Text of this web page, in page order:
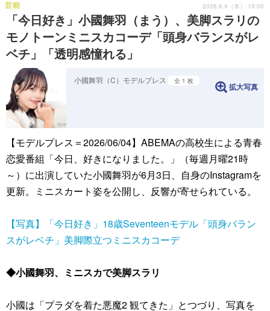
「今日好き」小國舞羽（まう）、美脚スラリの
モノトーンミニスカコーデ「頭身バランスがレ
ベチ」「透明感憧れる」
芸能 2026.6.4（木） 19:00
小國舞羽（C）モデルプレス 全 1 枚
拡大写真
【モデルプレス＝2026/06/04】ABEMAの高校生による青春
恋愛番組「今日、好きになりました。」（毎週月曜21時
～）に出演していた小國舞羽が6月3日、自身のInstagramを
更新。ミニスカート姿を公開し、反響が寄せられている。
【写真】「今日好き」18歳Seventeenモデル「頭身バラン
スがレベチ」美脚際立つミニスカコーデ
◆小國舞羽、ミニスカで美脚スラリ
小國は「プラダを着た悪魔2 観てきた」とつづり、写真を